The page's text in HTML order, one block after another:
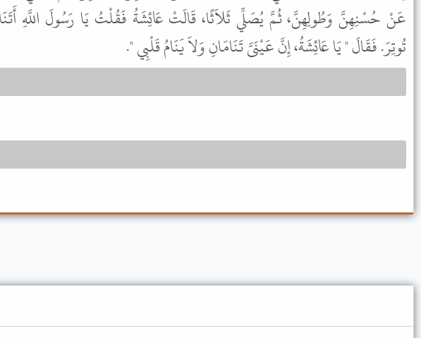
عَنْ حُسْنِهِنَّ وَطُولِهِنَّ، ثُمَّ يُصَلِّي ثَلاَثًا، قَالَتْ عَائِشَةُ فَقُلْتُ يَا رَسُولَ اللَّهِ
تُوتِرَ. فَقَالَ " يَا عَائِشَةُ، إِنَّ عَيْنَىَّ تَنَامَانِ وَلاَ يَنَامُ قَلْبِي ".